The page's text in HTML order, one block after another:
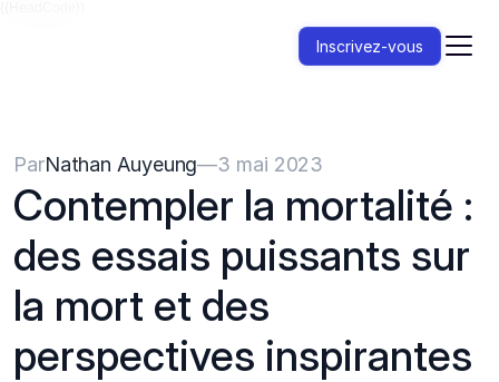
Inscrivez-vous
ParNathan Auyeung—3 mai 2023
Contempler la mortalité :
des essais puissants sur
la mort et des
perspectives inspirantes